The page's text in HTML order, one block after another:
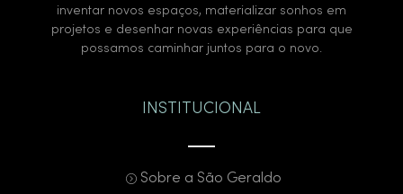
inventar novos espaços, materializar sonhos em
projetos e desenhar novas experiências para que
possamos caminhar juntos para o novo.
INSTITUCIONAL
Sobre a São Geraldo